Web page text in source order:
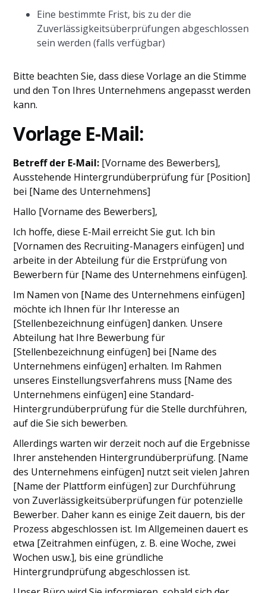
Eine bestimmte Frist, bis zu der die
Zuverlässigkeitsüberprüfungen abgeschlossen
sein werden (falls verfügbar)
Bitte beachten Sie, dass diese Vorlage an die Stimme
und den Ton Ihres Unternehmens angepasst werden
kann.
Vorlage E-Mail:
Betreff der E-Mail: [Vorname des Bewerbers],
Ausstehende Hintergrundüberprüfung für [Position]
bei [Name des Unternehmens]
Hallo [Vorname des Bewerbers],
Ich hoffe, diese E-Mail erreicht Sie gut. Ich bin
[Vornamen des Recruiting-Managers einfügen] und
arbeite in der Abteilung für die Erstprüfung von
Bewerbern für [Name des Unternehmens einfügen].
Im Namen von [Name des Unternehmens einfügen]
möchte ich Ihnen für Ihr Interesse an
[Stellenbezeichnung einfügen] danken. Unsere
Abteilung hat Ihre Bewerbung für
[Stellenbezeichnung einfügen] bei [Name des
Unternehmens einfügen] erhalten. Im Rahmen
unseres Einstellungsverfahrens muss [Name des
Unternehmens einfügen] eine Standard-
Hintergrundüberprüfung für die Stelle durchführen,
auf die Sie sich bewerben.
Allerdings warten wir derzeit noch auf die Ergebnisse
Ihrer anstehenden Hintergrundüberprüfung. [Name
des Unternehmens einfügen] nutzt seit vielen Jahren
[Name der Plattform einfügen] zur Durchführung
von Zuverlässigkeitsüberprüfungen für potenzielle
Bewerber. Daher kann es einige Zeit dauern, bis der
Prozess abgeschlossen ist. Im Allgemeinen dauert es
etwa [Zeitrahmen einfügen, z. B. eine Woche, zwei
Wochen usw.], bis eine gründliche
Hintergrundprüfung abgeschlossen ist.